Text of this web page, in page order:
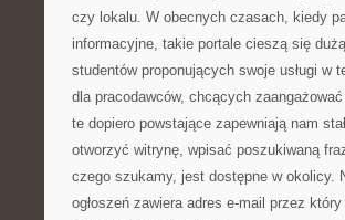
czy lokalu. W obecnych czasach, kiedy
informacyjne, takie portale cieszą się
studentów proponujących swoje usługi
dla pracodawców, chcących
te dopiero powstające zapewniają nam
otworzyć witrynę, wpisać poszukiwaną
czego szukamy, jest dostępne w okolicy.
ogłoszeń zawiera adres e-mail przez